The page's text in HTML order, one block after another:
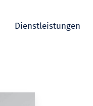
Dienstleistungen